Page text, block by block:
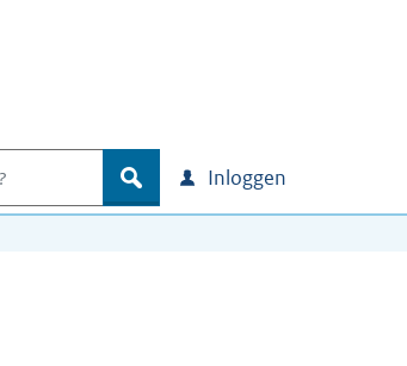
zoek Inloggen